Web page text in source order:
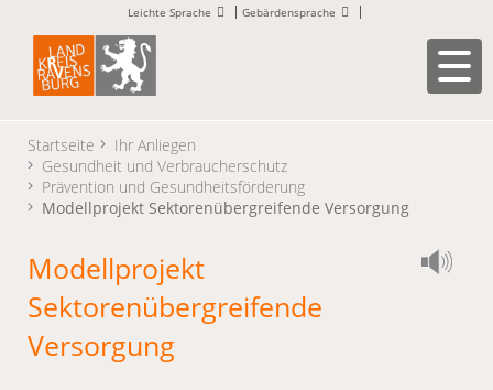
Leichte Sprache Gebärdensprache
Startseite
Ihr Anliegen
Gesundheit und Verbraucherschutz
Prävention und Gesundheitsförderung
Modellprojekt Sektorenübergreifende Versorgung
Modellprojekt
Sektorenübergreifende
Versorgung